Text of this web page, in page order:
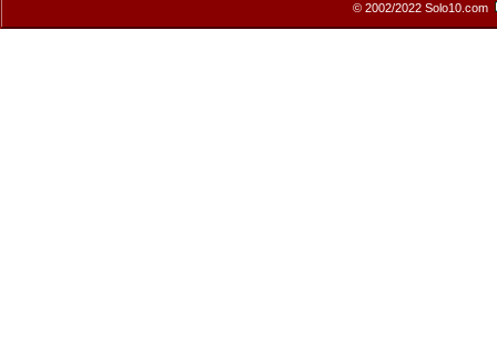
© 2002/2022 Solo10.com